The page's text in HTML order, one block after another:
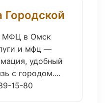
МФЦ в Омск
и мфц —
удобный
с городом....
15-80